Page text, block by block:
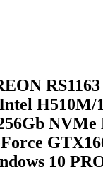
RS1163
H510M/
10